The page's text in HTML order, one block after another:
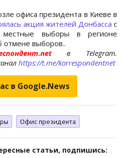
офиса президента в Киеве в
акция жителей Донбасса с
местные выборы в регионе
выборов..
в Telegram.
https://t.me/korrespondentnet
в Google.News
Офис президента
статьи, подпишись: